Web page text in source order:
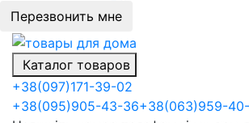
Перезвонить мне
Каталог товаров
+38(097)171-39-02
+38(095)905-43-36+38(063)959-